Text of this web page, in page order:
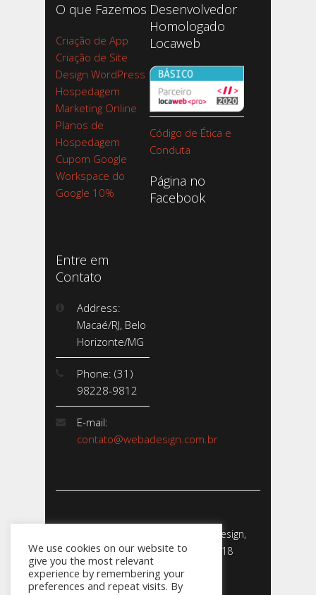
O que Fazemos
Criação de App
Criação de Site
Design WordPress
Hospedagem
Marketing Online
Planos de
Hospedagem
Cupom Google
Workspace do
Google 10%
Desenvolvedor
Homologado
Locaweb
Código de Ética e
Conduta
Página no
Facebook
Entre em
Contato
Address:
Macaé/RJ, Belo
Horizonte/MG
Phone: (31)
98228-9812
E-mail:
contato@webadesign.com.br
Webadesign - Empresa de Webdesign,
Desenvolvimento de Sites - 2018
CNPJ: 23.856.204/0001-­24
We use cookies on our website to
give you the most relevant
experience by remembering your
preferences and repeat visits. By